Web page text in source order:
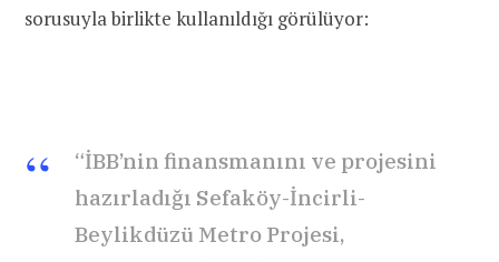
sorusuyla birlikte kullanıldığı görülüyor:
“İBB’nin finansmanını ve projesini
hazırladığı Sefaköy-İncirli-
Beylikdüzü Metro Projesi,